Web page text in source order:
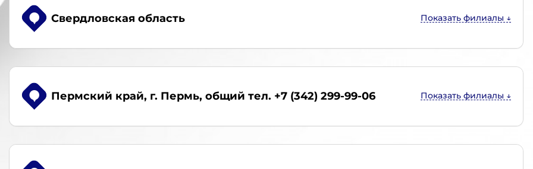
Свердловская область
Пермский край, г. Пермь, общий тел. +7 (342) 299-99-06